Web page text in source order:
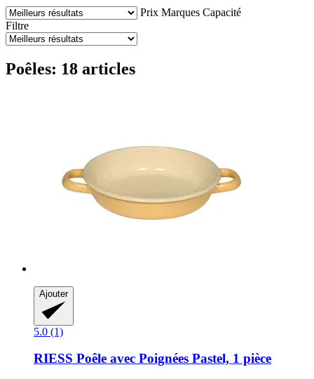
Prix Marques Capacité
Filtre
Poêles: 18 articles
Ajouter
5.0 (1)
RIESS Poêle avec Poignées Pastel, 1 pièce